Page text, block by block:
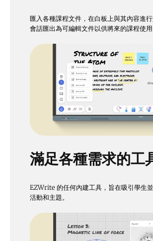
匯入各種課程文件，在白板上與其內容進
會話匯出為可編輯文件以供將來的課程使用
滿足各種需求的工
EZWrite 的任何內建工具，旨在吸引學生
活動和主題。